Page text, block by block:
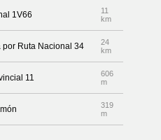
1V66
11
km
por Ruta Nacional 34
24
km
11
606
m
319
m